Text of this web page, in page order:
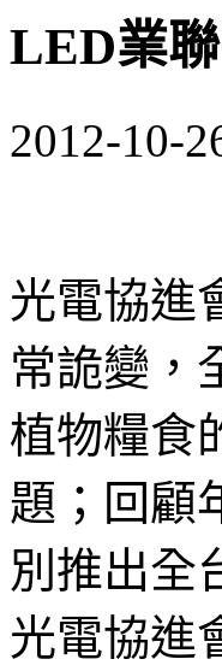
LED業
2012-10-
光電協進
常詭變，
植物糧食
題；回顧
別推出全
光電協進